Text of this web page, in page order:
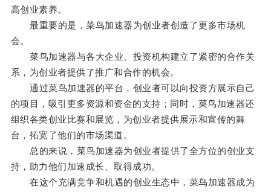
高创业素养。
最重要的是，菜鸟加速器为创业者创造了更多市场机
会。
菜鸟加速器与各大企业、投资机构建立了紧密的合作关
系，为创业者提供了推广和合作的机会。
通过菜鸟加速器的平台，创业者可以向投资方展示自己
的项目，吸引更多资源和资金的支持；同时，菜鸟加速器还
组织各类创业比赛和展览，为创业者提供展示和宣传的舞
台，拓宽了他们的市场渠道。
总的来说，菜鸟加速器为创业者提供了全方位的创业支
持，助力他们加速成长、取得成功。
在这个充满竞争和机遇的创业生态中，菜鸟加速器成为